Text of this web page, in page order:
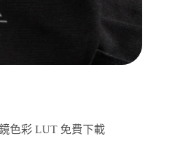
色彩 LUT 免費下載